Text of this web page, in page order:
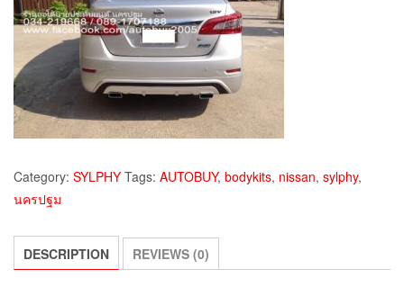
Category: SYLPHY Tags: AUTOBUY, bodykits, nissan, sylphy,
นครปฐม
DESCRIPTION REVIEWS (0)